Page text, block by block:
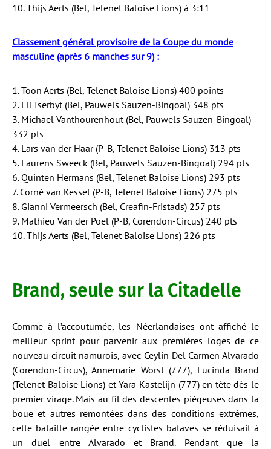
10. Thijs Aerts (Bel, Telenet Baloise Lions) à 3:11
Classement général provisoire de la Coupe du monde
masculine (après 6 manches sur 9) :
1. Toon Aerts (Bel, Telenet Baloise Lions) 400 points
2. Eli Iserbyt (Bel, Pauwels Sauzen-Bingoal) 348 pts
3. Michael Vanthourenhout (Bel, Pauwels Sauzen-Bingoal)
332 pts
4. Lars van der Haar (P-B, Telenet Baloise Lions) 313 pts
5. Laurens Sweeck (Bel, Pauwels Sauzen-Bingoal) 294 pts
6. Quinten Hermans (Bel, Telenet Baloise Lions) 293 pts
7. Corné van Kessel (P-B, Telenet Baloise Lions) 275 pts
8. Gianni Vermeersch (Bel, Creafin-Fristads) 257 pts
9. Mathieu Van der Poel (P-B, Corendon-Circus) 240 pts
10. Thijs Aerts (Bel, Telenet Baloise Lions) 226 pts
Brand, seule sur la Citadelle
Comme à l’accoutumée, les Néerlandaises ont affiché le
meilleur sprint pour parvenir aux premières loges de ce
nouveau circuit namurois, avec Ceylin Del Carmen Alvarado
(Corendon-Circus), Annemarie Worst (777), Lucinda Brand
(Telenet Baloise Lions) et Yara Kastelijn (777) en tête dès le
premier virage. Mais au fil des descentes piégeuses dans la
boue et autres remontées dans des conditions extrêmes,
cette bataille rangée entre cyclistes bataves se réduisait à
un duel entre Alvarado et Brand. Pendant que la